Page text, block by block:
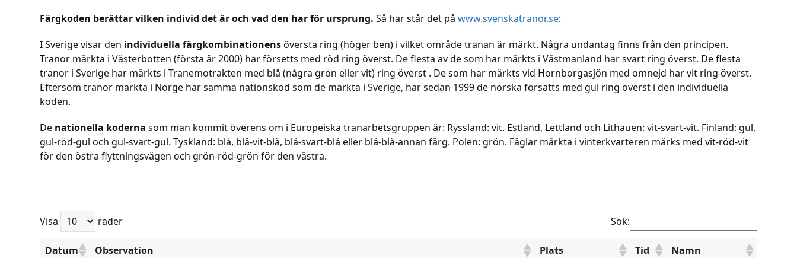
Färgkoden berättar vilken individ det är och vad den har för ursprung. Så här står det påwww.svenskatranor.se:
I Sverige visar den individuella färgkombinationensöversta ring (höger ben) i vilket område tranan är märkt. Några undantag finns från den principen.
Tranor märkta i Västerbotten (första år 2000) har försetts med röd ring överst. De flesta av de som har märkts i Västmanland har svart ring överst. De flesta
tranor i Sverige har märkts i Tranemotrakten med blå (några grön eller vit) ring överst . De som har märkts vid Hornborgasjön med omnejd har vit ring överst.
Eftersom tranor märkta i Norge har samma nationskod som de märkta i Sverige, har sedan 1999 de norska försätts med gul ring överst i den individuella
koden.
De nationella koderna som man kommit överens om i Europeiska tranarbetsgruppen är: Ryssland: vit. Estland, Lettland och Lithauen: vit-svart-vit. Finland: gul,
gul-röd-gul och gul-svart-gul. Tyskland: blå, blå-vit-blå, blå-svart-blå eller blå-blå-annan färg. Polen: grön. Fåglar märkta i vinterkvarteren märks med vit-röd-vit
för den östra flyttningsvägen och grön-röd-grön för den västra.
Visa rader Sök:
Datum Observation Plats Tid
Namn